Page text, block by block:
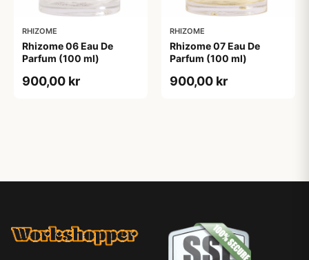
RHIZOME
Rhizome 06 Eau De
Parfum (100 ml)
900,00 kr
RHIZOME
Rhizome 07 Eau De
Parfum (100 ml)
900,00 kr